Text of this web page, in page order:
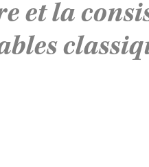
et la